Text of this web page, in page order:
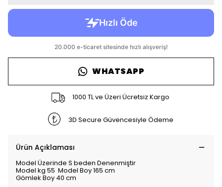
WHATSAPP
1000 TL ve Üzeri Ücretsiz Kargo
3D Secure Güvencesiyle Ödeme
Ürün Açıklaması
Model Üzerinde S beden Denenmiştir
Model kg 55 Model Boy 165 cm
Gömlek Boy 40 cm